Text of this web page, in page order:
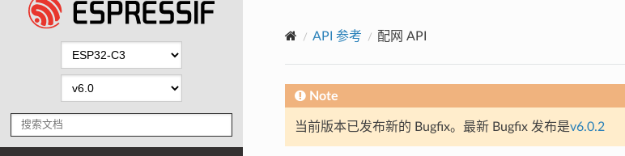
API 参考 配网 API
Note
当前版本已发布新的 Bugfix。最新 Bugfix 发布是v6.0.2